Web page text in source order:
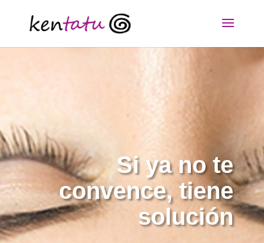
Si ya no te
convence, tiene
solución